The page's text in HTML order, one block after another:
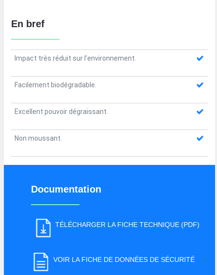
En bref
Impact très réduit sur l’environnement.
Facilement biodégradable.
Excellent pouvoir dégraissant.
Non moussant.
Documentation
TÉLÉCHARGER LA FICHE TECHNIQUE (PDF)
VOIR LA FICHE DE DONNÉES DE SÉCURITÉ